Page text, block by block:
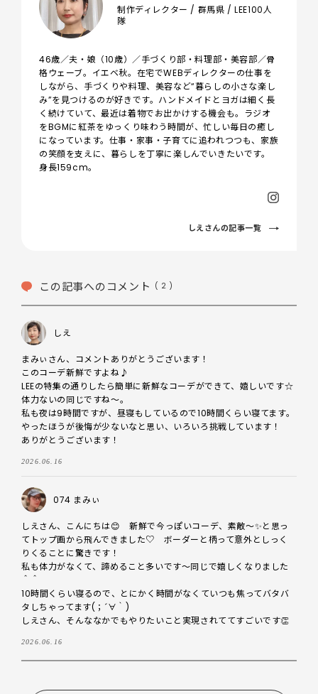
制作ディレクター / 群馬県 / LEE100人
隊
46歳／夫・娘（10歳）／手づくり部・料理部・美容部／骨
格ウェーブ。イエベ秋。在宅でWEBディレクターの仕事を
しながら、手づくりや料理、美容など“暮らしの小さな楽し
み”を見つけるのが好きです。ハンドメイドとヨガは細く長
く続けていて、最近は着物でお出かけする機会も。ラジオ
をBGMに紅茶をゆっくり味わう時間が、忙しい毎日の癒し
になっています。仕事・家事・子育てに追われつつも、家族
の笑顔を支えに、暮らしを丁寧に楽しんでいきたいです。
身長159cm。
しえさんの記事一覧
この記事へのコメント ( 2 )
しえ
まみぃさん、コメントありがとうございます！
このコーデ新鮮ですよね♪
LEEの特集の通りしたら簡単に新鮮なコーデができて、嬉しいです☆
体力ないの同じですね～。
私も夜は9時間ですが、昼寝もしているので10時間くらい寝てます。
やったほうが後悔が少ないなと思い、いろいろ挑戦しています！
ありがとうございます！
2026.06.16
074 まみぃ
しえさん、こんにちは😊　新鮮で今っぽいコーデ、素敵〜✨と思っ
てトップ画から飛んできました♡　ボーダーと柄って意外としっく
りくることに驚きです！
私も体力がなくて、諦めること多いです〜同じで嬉しくなりました
＾＾
10時間くらい寝るので、とにかく時間がなくていつも焦ってバタバ
タしちゃってます(；´∀｀)
しえさん、そんななかでもやりたいこと実現されててすごいです👏
2026.06.16